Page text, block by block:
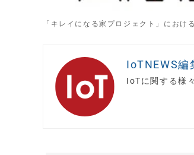
「キレイになる家プロジェクト」におけ
IoTNEWS編
IoTに関する様